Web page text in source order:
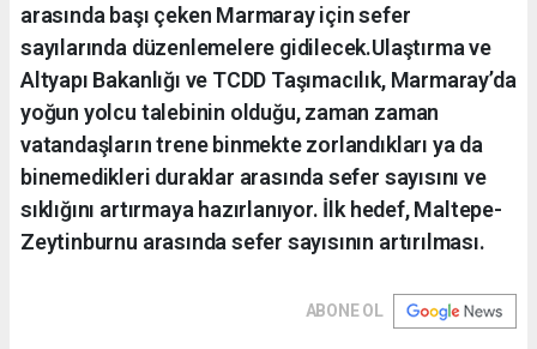
arasında başı çeken Marmaray için sefer
sayılarında düzenlemelere gidilecek.Ulaştırma ve
Altyapı Bakanlığı ve TCDD Taşımacılık, Marmaray’da
yoğun yolcu talebinin olduğu, zaman zaman
vatandaşların trene binmekte zorlandıkları ya da
binemedikleri duraklar arasında sefer sayısını ve
sıklığını artırmaya hazırlanıyor. İlk hedef, Maltepe-
Zeytinburnu arasında sefer sayısının artırılması.
ABONE OL